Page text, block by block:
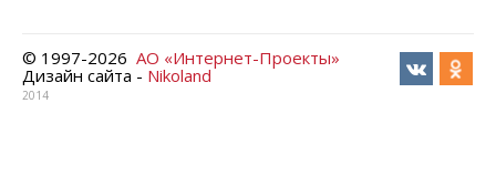
© 1997-2026 АО «Интернет-Проекты»
Дизайн сайта - Nikoland
2014